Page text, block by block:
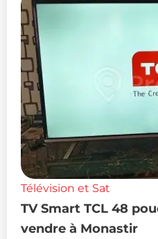
Télévision et Sat
TV Smart TCL 48
vendre à Monastir